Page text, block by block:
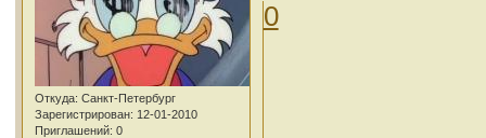
Откуда: Санкт-Петербург
Зарегистрирован: 12-01-2010
Приглашений: 0
0